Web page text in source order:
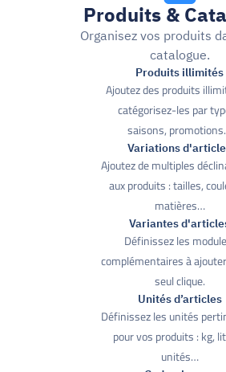
Produits &
Organisez vos produits
catalogue.
Produits illimités
Ajoutez des produits
catégorisez-les par
saisons,
Variations
Ajoutez de multiples
aux produits : tailles,
matières…
Variantes
Définissez les
complémentaires à
seul clique.
Unités d’articles
Définissez les unités
pour vos produits : kg,
unités…